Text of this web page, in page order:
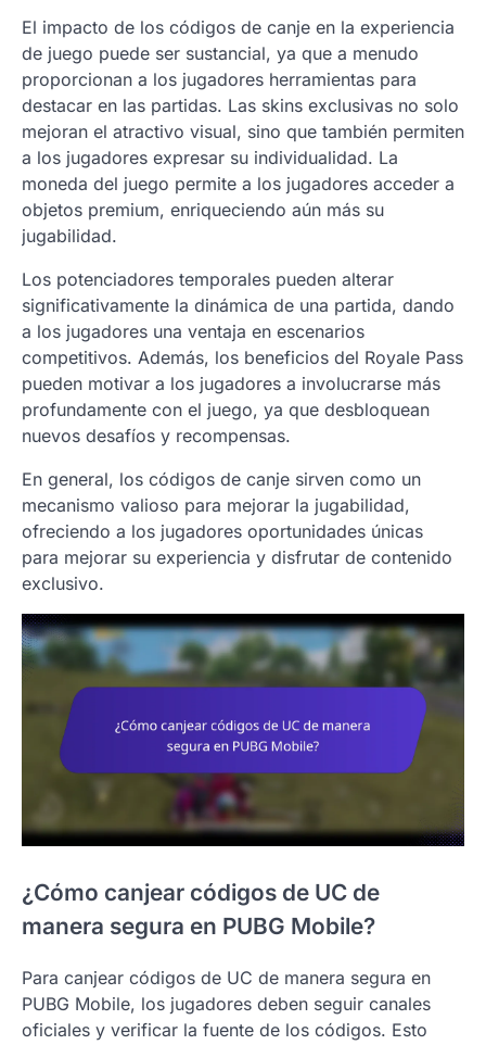
El impacto de los códigos de canje en la experiencia
de juego puede ser sustancial, ya que a menudo
proporcionan a los jugadores herramientas para
destacar en las partidas. Las skins exclusivas no solo
mejoran el atractivo visual, sino que también permiten
a los jugadores expresar su individualidad. La
moneda del juego permite a los jugadores acceder a
objetos premium, enriqueciendo aún más su
jugabilidad.
Los potenciadores temporales pueden alterar
significativamente la dinámica de una partida, dando
a los jugadores una ventaja en escenarios
competitivos. Además, los beneficios del Royale Pass
pueden motivar a los jugadores a involucrarse más
profundamente con el juego, ya que desbloquean
nuevos desafíos y recompensas.
En general, los códigos de canje sirven como un
mecanismo valioso para mejorar la jugabilidad,
ofreciendo a los jugadores oportunidades únicas
para mejorar su experiencia y disfrutar de contenido
exclusivo.
¿Cómo canjear códigos de UC de
manera segura en PUBG Mobile?
Para canjear códigos de UC de manera segura en
PUBG Mobile, los jugadores deben seguir canales
oficiales y verificar la fuente de los códigos. Esto